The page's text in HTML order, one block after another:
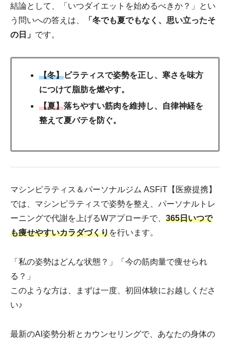
結論として、「いつダイエットを始めるべきか？」とい
う問いへの答えは、
「冬でも夏でもなく、思い立ったそ
の日」 です。
【冬】ピラティスで姿勢を正し、寒さを味方
につけて脂肪を燃やす。
【夏】落ちやすい筋肉を維持し、自律神経を
整えて夏バテを防ぐ。
マシンピラティス＆パーソナルジム ASFiT【医療提携】
では、マシンピラティスで姿勢を整え、パーソナルトレ
ーニングで代謝を上げるWアプローチで、 365日いつで
も痩せやすいカラダづくりを行います。
「私の姿勢はどんな状態？」「今の筋肉量で痩せられ
る？」
このような方は、まずは一度、初回体験にお越しくださ
い♪
最新のAI姿勢分析とカウンセリングで、あなたの身体の